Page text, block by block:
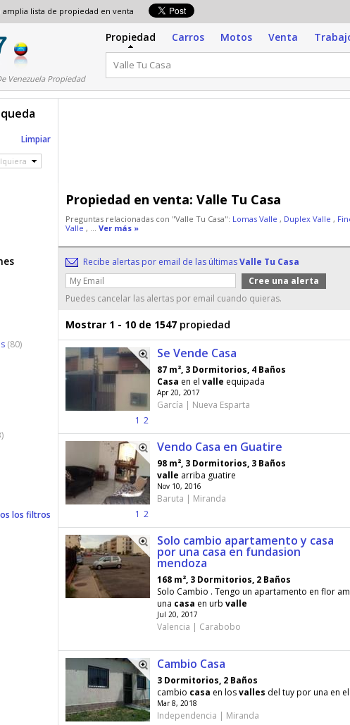
lista de propiedad en venta
Venezuela Propiedad
Propiedad Carros Motos Venta
Propiedad en venta: Valle Tu Casa
Preguntas relacionadas con "Valle Tu Casa": Lomas Valle , Duplex Valle ,
Valle , ... Ver más »
Recibe alertas por email de las últimasValle Tu Casa
Puedes cancelar las alertas por email cuando quieras.
Mostrar 1 - 10 de 1547 propiedad
1 2
Se Vende Casa
87 m², 3 Dormitorios, 4 Baños
Casa en el valle equipada
Apr 20, 2017
García | Nueva Esparta
1 2
Vendo Casa en Guatire
98 m², 3 Dormitorios, 3 Baños
valle arriba guatire
Nov 10, 2016
Baruta | Miranda
Solo cambio apartamento y casa
por una casa en fundasion
mendoza
168 m², 3 Dormitorios, 2 Baños
Solo Cambio . Tengo un apartamento en flor
una casa en urb valle
Jul 20, 2017
Valencia | Carabobo
Cambio Casa
3 Dormitorios, 2 Baños
cambio casa en losvalles del tuy por una en
Mar 8, 2018
Independencia | Miranda
Limpiar
(80)
los filtros